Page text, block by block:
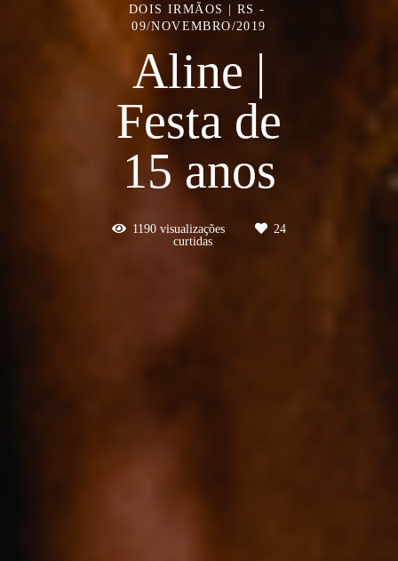
DOIS IRMÃOS | RS
09/NOVEMBRO/2019
Aline |
Festa de
15 anos
1190 visualizações
24
curtidas